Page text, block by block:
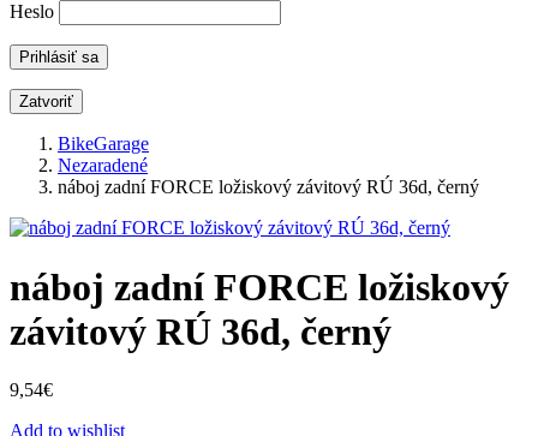
Heslo
Zatvoriť
BikeGarage
Nezaradené
náboj zadní FORCE ložiskový závitový RÚ 36d, černý
náboj zadní FORCE ložiskový
závitový RÚ 36d, černý
9,54€
Add to wishlist